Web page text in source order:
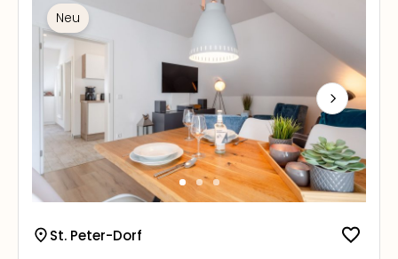
Neu
Next
St. Peter-Dorf